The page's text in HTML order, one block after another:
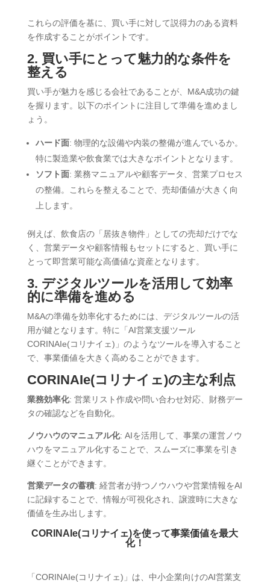
これらの評価を基に、買い手に対して説得力のある資料
を作成することがポイントです。
2. 買い手にとって魅力的な条件を
整える
買い手が魅力を感じる会社であることが、M&A成功の鍵
を握ります。以下のポイントに注目して準備を進めまし
ょう。
ハード面: 物理的な設備や内装の整備が進んでいるか。
特に製造業や飲食業では大きなポイントとなります。
ソフト面: 業務マニュアルや顧客データ、営業プロセス
の整備。これらを整えることで、売却価値が大きく向
上します。
例えば、飲食店の「居抜き物件」としての売却だけでな
く、営業データや顧客情報もセットにすると、買い手に
とって即営業可能な高価値な資産となります。
3. デジタルツールを活用して効率
的に準備を進める
M&Aの準備を効率化するためには、デジタルツールの活
用が鍵となります。特に「AI営業支援ツール
CORINAIe(コリナイェ)」のようなツールを導入すること
で、事業価値を大きく高めることができます。
CORINAIe(コリナイェ)の主な利点
業務効率化: 営業リスト作成や問い合わせ対応、財務デー
タの確認などを自動化。
ノウハウのマニュアル化: AIを活用して、事業の運営ノウ
ハウをマニュアル化することで、スムーズに事業を引き
継ぐことができます。
営業データの蓄積: 経営者が持つノウハウや営業情報をAI
に記録することで、情報が可視化され、譲渡時に大きな
価値を生み出します。
CORINAIe(コリナイェ)を使って事業価値を最大
化！
「CORINAIe(コリナイェ)」は、中小企業向けのAI営業支